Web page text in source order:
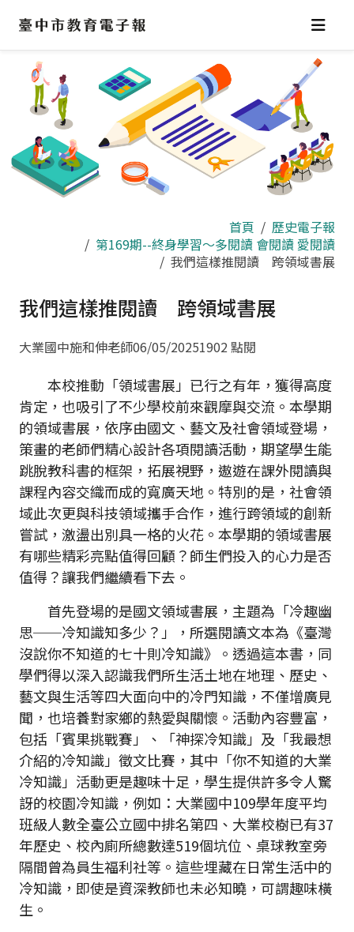
區
首頁
歷史電子報
第169期--終身學習～多閱讀 會閱讀 愛閱讀
我們這樣推閱讀 跨領域書展
我們這樣推閱讀 跨領域書展
大業國中施和伸老師06/05/20251902 點閱
本校推動「領域書展」已行之有年，獲得高度
肯定，也吸引了不少學校前來觀摩與交流。本學期
的領域書展，依序由國文、藝文及社會領域登場，
策畫的老師們精心設計各項閱讀活動，期望學生能
跳脫教科書的框架，拓展視野，遨遊在課外閱讀與
課程內容交織而成的寬廣天地。特別的是，社會領
域此次更與科技領域攜手合作，進行跨領域的創新
嘗試，激盪出別具一格的火花。本學期的領域書展
有哪些精彩亮點值得回顧？師生們投入的心力是否
值得？讓我們繼續看下去。
首先登場的是國文領域書展，主題為「冷趣幽
思──冷知識知多少？」，所選閱讀文本為《臺灣
沒說你不知道的七十則冷知識》。透過這本書，同
學們得以深入認識我們所生活土地在地理、歷史、
藝文與生活等四大面向中的冷門知識，不僅增廣見
聞，也培養對家鄉的熱愛與關懷。活動內容豐富，
包括「賓果挑戰賽」、「神探冷知識」及「我最想
介紹的冷知識」徵文比賽，其中「你不知道的大業
冷知識」活動更是趣味十足，學生提供許多令人驚
訝的校園冷知識，例如：大業國中109學年度平均
班級人數全臺公立國中排名第四、大業校樹已有37
年歷史、校內廁所總數達519個坑位、桌球教室旁
隔間曾為員生福利社等。這些埋藏在日常生活中的
冷知識，即使是資深教師也未必知曉，可謂趣味橫
生。